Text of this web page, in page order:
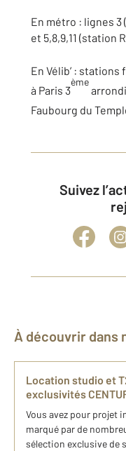
En métro : lignes
et 5,8,9,11 (station
En Vélib’ : stations
à Paris 3
ème
Faubourg du
Suivez l’actualité immobilière et
À découvrir
Location studio et
exclusivités
Vous avez pour projet
marqué par de
sélection exclusive de